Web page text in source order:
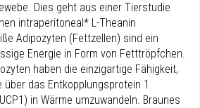
Dies geht aus einer Tierstudie
intraperitoneal* L-Theanin
Adipozyten (Fettzellen) sind ein
Energie in Form von Fetttröpfchen.
haben die einzigartige Fähigkeit,
über das Entkopplungsprotein 1
in Wärme umzuwandeln. Braunes